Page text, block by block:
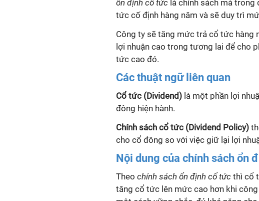
ổn định cổ tức là chính sách mà
tức cố định hàng năm và sẽ duy trì
Công ty sẽ tăng mức trả cổ tức hàng
lợi nhuận cao trong tương lai để cho
tức cao đó.
Các thuật ngữ liên quan
Cổ tức (Dividend) là một phần lợi
đông hiện hành.
Chính sách cổ tức (Dividend Policy)
cho cổ đông so với việc giữ lại lợi
Nội dung của chính sách ổn
Theo chính sách ổn định cổ tức thì cổ
tăng cổ tức lên mức cao hơn khi